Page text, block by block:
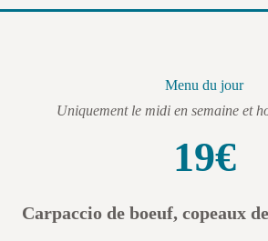
Menu du jour
Uniquement le midi en semaine et
19€
Carpaccio de boeuf, copeaux